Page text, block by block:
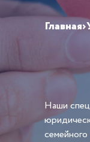
Главная›
Наши
семейного